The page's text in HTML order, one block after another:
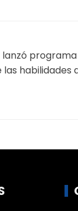
lanzó
habilidades